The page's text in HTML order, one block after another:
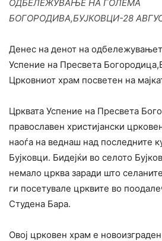
ОДБЕЛЕЖУВАЊЕ НА ГОЛЕМА
БОГОРОДИВА,БУЈКОВЦИ-28
Денес на денот на
Успение на Пресвета
Црковниот храм посветен на
Црквата Успение на Пресвета
православен христијански
наоѓа на веднаш над последните
Бујковци. Бидејќи во селото
немало црква заради што
ги посетувале црквите во
Студена Бара.
Овој црковен храм е